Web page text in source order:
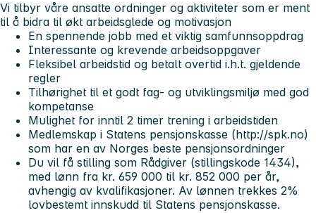
Vi tilbyr våre ansatte ordninger og aktiviteter som er ment
til å bidra til økt arbeidsglede og motivasjon
En spennende jobb med et viktig samfunnsoppdrag
Interessante og krevende arbeidsoppgaver
Fleksibel arbeidstid og betalt overtid i.h.t. gjeldende
regler
Tilhørighet til et godt fag- og utviklingsmiljø med god
kompetanse
Mulighet for inntil 2 timer trening i arbeidstiden
Medlemskap i Statens pensjonskasse (http://spk.no)
som har en av Norges beste pensjonsordninger
Du vil få stilling som Rådgiver (stillingskode 1434),
med lønn fra kr. 659 000 til kr. 852 000 per år,
avhengig av kvalifikasjoner. Av lønnen trekkes 2%
lovbestemt innskudd til Statens pensjonskasse.